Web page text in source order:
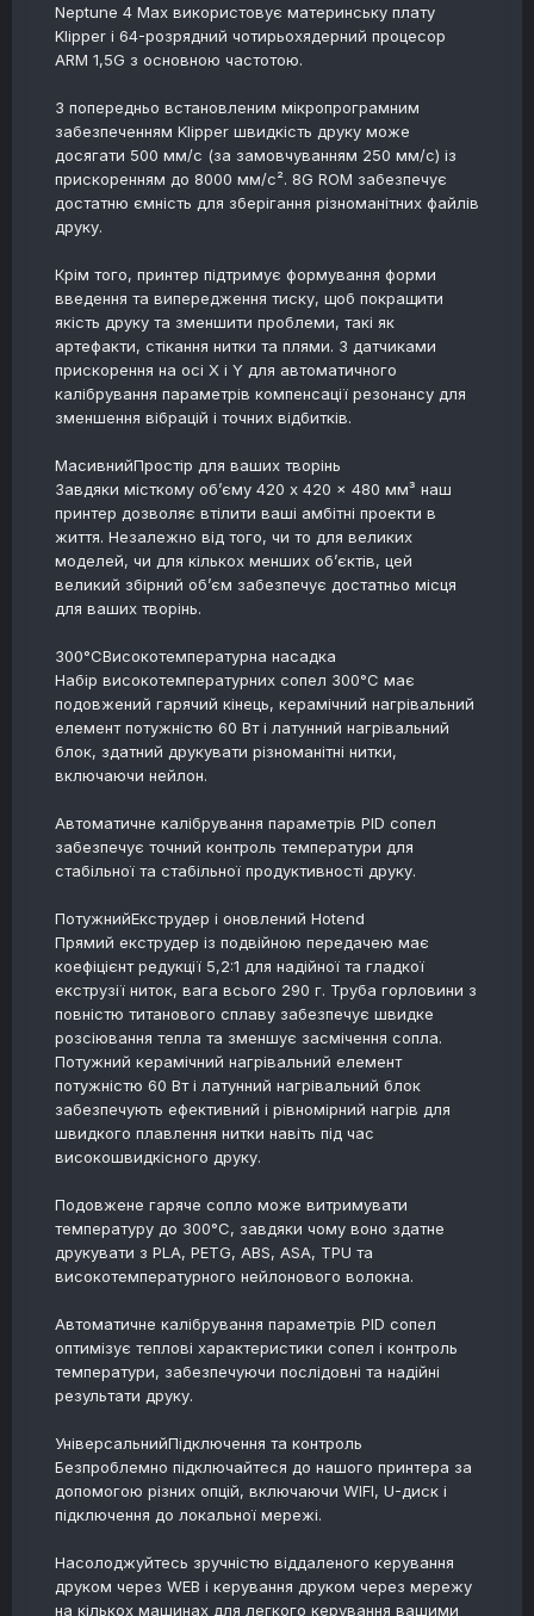
Neptune 4 Max використовує материнську плату
Klipper і 64-розрядний чотирьохядерний процесор
ARM 1,5G з основною частотою.
З попередньо встановленим мікропрограмним
забезпеченням Klipper швидкість друку може
досягати 500 мм/с (за замовчуванням 250 мм/с) із
прискоренням до 8000 мм/с². 8G ROM забезпечує
достатню ємність для зберігання різноманітних файлів
друку.
Крім того, принтер підтримує формування форми
введення та випередження тиску, щоб покращити
якість друку та зменшити проблеми, такі як
артефакти, стікання нитки та плями. З датчиками
прискорення на осі X і Y для автоматичного
калібрування параметрів компенсації резонансу для
зменшення вібрацій і точних відбитків.
МасивнийПростір для ваших творінь
Завдяки місткому об’єму 420 x 420 x 480 мм³ наш
принтер дозволяє втілити ваші амбітні проекти в
життя. Незалежно від того, чи то для великих
моделей, чи для кількох менших об’єктів, цей
великий збірний об’єм забезпечує достатньо місця
для ваших творінь.
300°CВисокотемпературна насадка
Набір високотемпературних сопел 300°C має
подовжений гарячий кінець, керамічний нагрівальний
елемент потужністю 60 Вт і латунний нагрівальний
блок, здатний друкувати різноманітні нитки,
включаючи нейлон.
Автоматичне калібрування параметрів PID сопел
забезпечує точний контроль температури для
стабільної та стабільної продуктивності друку.
ПотужнийЕкструдер і оновлений Hotend
Прямий екструдер із подвійною передачею має
коефіцієнт редукції 5,2:1 для надійної та гладкої
екструзії ниток, вага всього 290 г. Труба горловини з
повністю титанового сплаву забезпечує швидке
розсіювання тепла та зменшує засмічення сопла.
Потужний керамічний нагрівальний елемент
потужністю 60 Вт і латунний нагрівальний блок
забезпечують ефективний і рівномірний нагрів для
швидкого плавлення нитки навіть під час
високошвидкісного друку.
Подовжене гаряче сопло може витримувати
температуру до 300°C, завдяки чому воно здатне
друкувати з PLA, PETG, ABS, ASA, TPU та
високотемпературного нейлонового волокна.
Автоматичне калібрування параметрів PID сопел
оптимізує теплові характеристики сопел і контроль
температури, забезпечуючи послідовні та надійні
результати друку.
УніверсальнийПідключення та контроль
Безпроблемно підключайтеся до нашого принтера за
допомогою різних опцій, включаючи WIFI, U-диск і
підключення до локальної мережі.
Насолоджуйтесь зручністю віддаленого керування
друком через WEB і керування друком через мережу
на кількох машинах для легкого керування вашими